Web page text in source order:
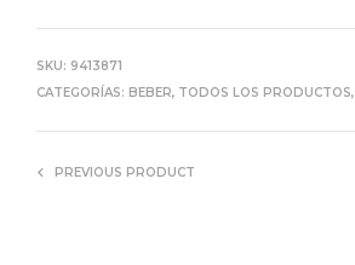
SKU: 9413871
CATEGORÍAS: BEBER, TODOS LOS PRODUCTOS,
PREVIOUS PRODUCT